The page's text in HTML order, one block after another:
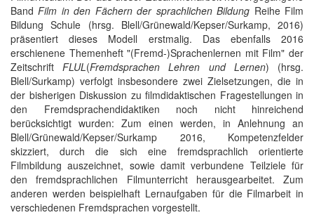
BandFilm in den Fächern der sprachlichen Bildung Reihe Film
Bildung Schule (hrsg. Blell/Grünewald/Kepser/Surkamp, 2016)
präsentiert dieses Modell erstmalig. Das ebenfalls 2016
erschienene Themenheft "(Fremd-)Sprachenlernen mit Film" der
ZeitschriftFLUL(Fremdsprachen Lehren und Lernen) (hrsg.
Blell/Surkamp) verfolgt insbesondere zwei Zielsetzungen, die in
der bisherigen Diskussion zu filmdidaktischen Fragestellungen in
den Fremdsprachendidaktiken noch nicht hinreichend
berücksichtigt wurden: Zum einen werden, in Anlehnung an
Blell/Grünewald/Kepser/Surkamp 2016, Kompetenzfelder
skizziert, durch die sich eine fremdsprachlich orientierte
Filmbildung auszeichnet, sowie damit verbundene Teilziele für
den fremdsprachlichen Filmunterricht herausgearbeitet. Zum
anderen werden beispielhaft Lernaufgaben für die Filmarbeit in
verschiedenen Fremdsprachen vorgestellt.